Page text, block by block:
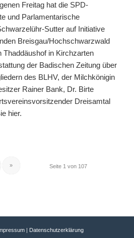
Freitag hat die SPD-
und Parlamentarische
Sutter auf Initiative
Breisgau/Hochschwarzwald
Thaddäushof in Kirchzarten
der Badischen Zeitung über
des BLHV, der Milchkönigin
Rainer Bank, Dr. Birte
Dreisamtal
hier.
Seite 1 von 107
»
| Datenschutzerklärung